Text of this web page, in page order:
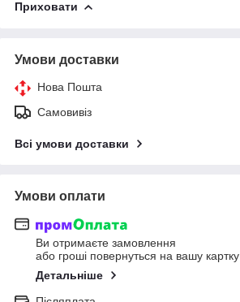
Приховати
Умови доставки
Нова Пошта
Самовивіз
Всі умови доставки
Умови оплати
Ви отримаєте замовлення
або гроші повернуться на вашу картку
Детальніше